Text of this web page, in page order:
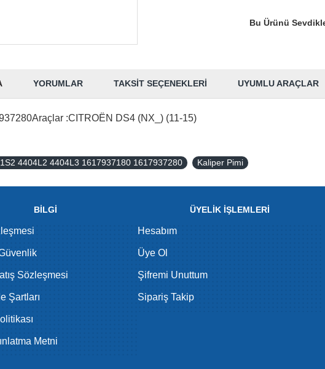
Bu Ürünü
YORUMLAR TAKSIT SEÇENEKLERI UYUMLU ARAÇLAR
:CITROËN DS4 (NX_) (11-15)
4404L2 4404L3 1617937180 1617937280 Kaliper Pimi
BİLGİ
Sözleşmesi
Şartları
Metni
ÜYELİK İŞLEMLERİ
Hesabım
Üye Ol
Şifremi Unuttum
Sipariş Takip